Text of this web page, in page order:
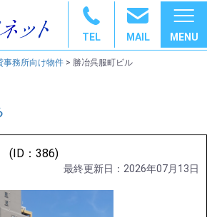
TEL MAIL
事務所向け物件 > 勝冶呉服町ビル
(ID：386)
最終更新日：2026年07月13日